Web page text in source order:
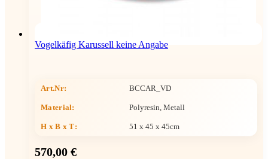
Vogelkäfig Karussell keine Angabe
Art.Nr: BCCAR_VD
Material: Polyresin, Metall
H x B x T: 51 x 45 x 45cm
570,00 €